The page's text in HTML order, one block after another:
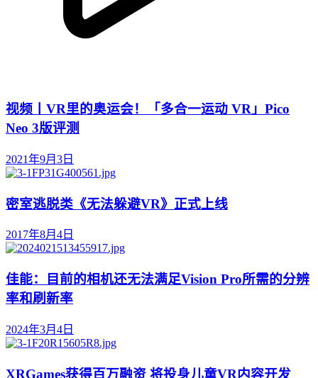
视频丨VR里的奥运会！「多合一运动 VR」Pico
Neo 3版评测
2021年9月3日
密室逃脱类《无法躲避VR》正式上线
2017年8月4日
佳能：目前的相机还无法满足Vision Pro所需的分辨
率和刷新率
2024年3月4日
XRGames获得百万融资 将投身儿童VR内容开发